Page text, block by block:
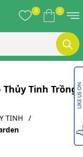
0 0
Tinh Trồng
TINH